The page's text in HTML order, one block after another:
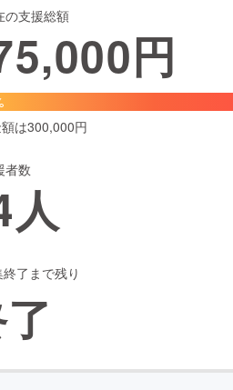
ファッション
ケア
の支援総額
円
は300,000円
者数
人
了まで残り